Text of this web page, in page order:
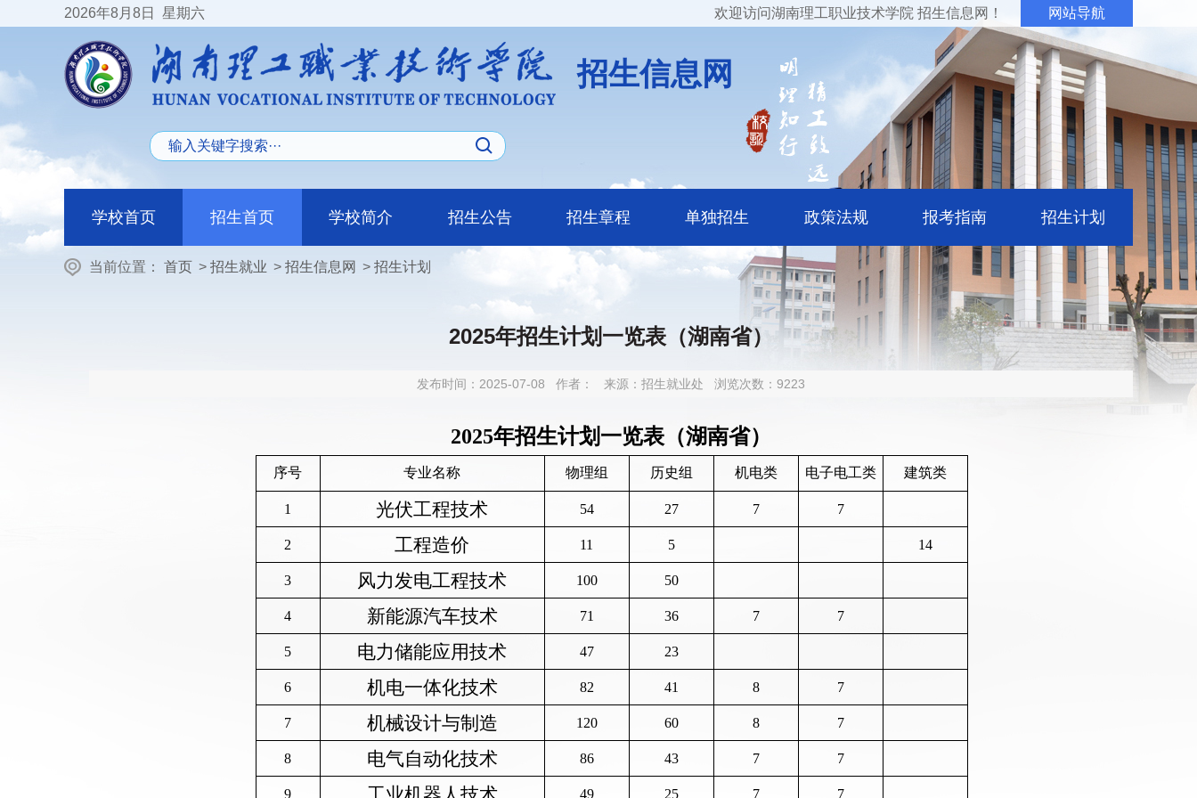
2026年8月8日 星期六 欢迎访问湖南理工职业技术学院 招生信息网！ 网站导航
招生信息网
学校首页 招生首页 学校简介 招生公告 招生章程 单独招生 政策法规 报考指南 招生计划
当前位置： 首页 > 招生就业 > 招生信息网 > 招生计划
2025年招生计划一览表（湖南省）
发布时间：2025-07-08 作者： 来源：招生就业处 浏览次数： 9223
2025年招生计划一览表（湖南省）
序号 专业名称 物理组 历史组 机电类 电子电工类 建筑类
1 光伏工程技术 54 27 7 7
2 工程造价 11 5 14
3 风力发电工程技术 100 50
4 新能源汽车技术 71 36 7 7
5 电力储能应用技术 47 23
6 机电一体化技术 82 41 8 7
7 机械设计与制造 120 60 8 7
8 电气自动化技术 86 43 7 7
9 49 25 7 7